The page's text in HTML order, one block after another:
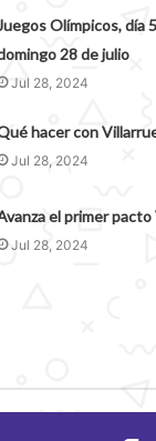
Olímpicos, día
28 de julio
Jul 28, 2024
hacer con
Jul 28, 2024
el primer
Jul 28, 2024